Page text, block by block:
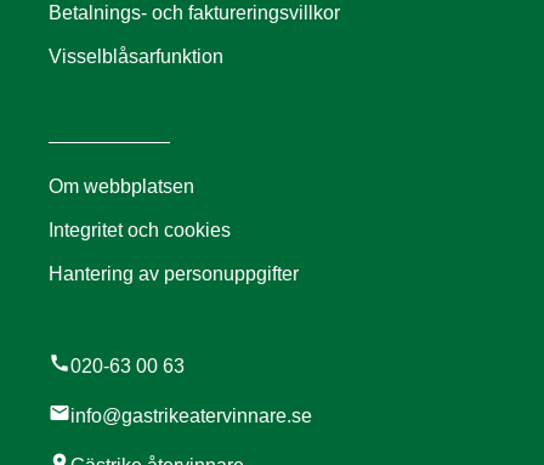
Betalnings- och faktureringsvillkor
Visselblåsarfunktion
Om webbplatsen
Integritet och cookies
Hantering av personuppgifter
call020-63 00 63
mailinfo@gastrikeatervinnare.se